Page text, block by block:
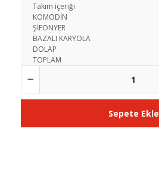
Takım içeriği
KOMODİN
ŞİFONYER
BAZALI KARYOLA
DOLAP
TOPLAM
Sepete Ekle